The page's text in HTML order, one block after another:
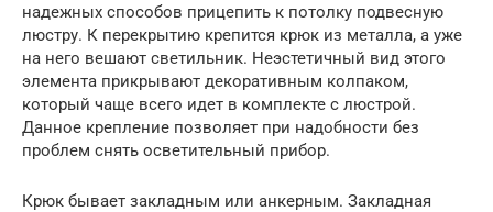
надежных способов прицепить к потолку подвесную
люстру. К перекрытию крепится крюк из металла, а уже
на него вешают светильник. Неэстетичный вид этого
элемента прикрывают декоративным колпаком,
который чаще всего идет в комплекте с люстрой.
Данное крепление позволяет при надобности без
проблем снять осветительный прибор.
Крюк бывает закладным или анкерным. Закладная